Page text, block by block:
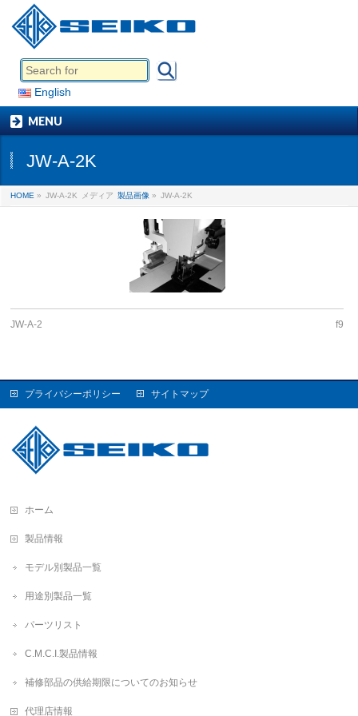
English
MENU
JW-A-2K
HOME » JW-A-2K メディア 製品画像 » JW-A-2K
JW-A-2 f9
プライバシーポリシー サイトマップ
ホーム
製品情報
モデル別製品一覧
用途別製品一覧
パーツリスト
C.M.C.I.製品情報
補修部品の供給期限についてのお知らせ
代理店情報